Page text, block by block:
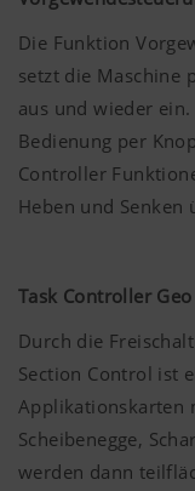
Die Funktion
setzt die Maschine
aus und wieder
Bedienung per
Controller
Heben und Senken
Task Controller Geo
Durch die
Section Control ist
Applikationskarten
Scheibenegge,
werden dann